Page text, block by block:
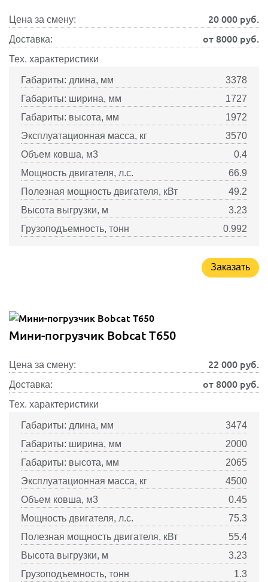
Цена за смену: 20 000 руб.
Доставка: от 8000 руб.
Тех. характеристики
Габариты: длина, мм
3378
Габариты: ширина, мм
1727
Габариты: высота, мм
1972
Эксплуатационная масса, кг
3570
Объем ковша, м3
0.4
Мощность двигателя, л.с.
66.9
Полезная мощность двигателя, кВт
49.2
Высота выгрузки, м
3.23
Грузоподъемность, тонн
0.992
Заказать
Мини-погрузчик Bobcat T650
Цена за смену: 22 000 руб.
Доставка: от 8000 руб.
Тех. характеристики
Габариты: длина, мм
3474
Габариты: ширина, мм
2000
Габариты: высота, мм
2065
Эксплуатационная масса, кг
4500
Объем ковша, м3
0.45
Мощность двигателя, л.с.
75.3
Полезная мощность двигателя, кВт
55.4
Высота выгрузки, м
3.23
Грузоподъемность, тонн
1.3